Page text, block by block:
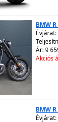
BMW
Évjárat:
Ár: 9
Akciós
BMW
Évjárat: